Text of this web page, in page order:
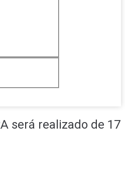
será realizado de 17